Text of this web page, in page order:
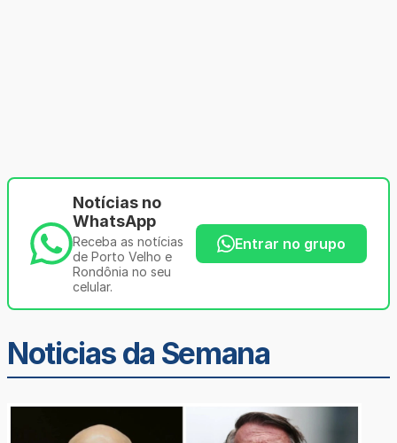
Notícias no
WhatsApp
Receba as notícias
de Porto Velho e
Rondônia no seu
celular.
Entrar no grupo
Noticias da Semana